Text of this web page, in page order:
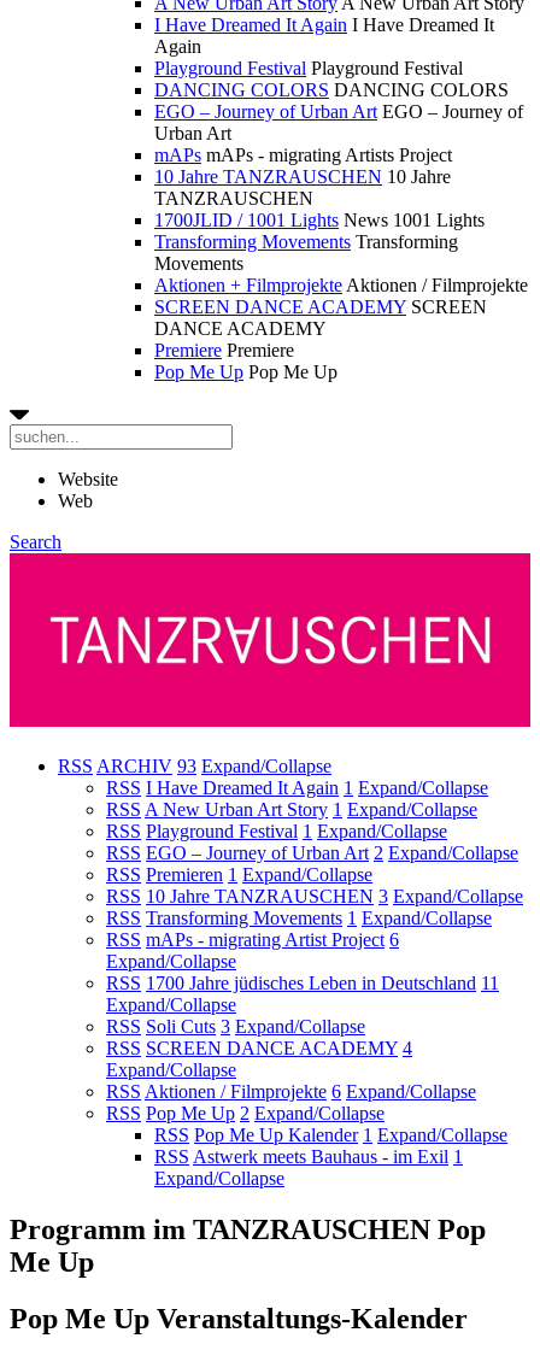
I Have Dreamed It Again I Have Dreamed It
Again
Playground Festival Playground Festival
DANCING COLORS DANCING COLORS
EGO – Journey of Urban Art EGO – Journey of
Urban Art
mAPs mAPs - migrating Artists Project
10 Jahre TANZRAUSCHEN 10 Jahre
TANZRAUSCHEN
1700JLID / 1001 Lights News 1001 Lights
Transforming Movements Transforming
Movements
Aktionen + Filmprojekte Aktionen / Filmprojekte
SCREEN DANCE ACADEMY SCREEN
DANCE ACADEMY
Premiere Premiere
Pop Me Up Pop Me Up
Website
Web
Search
RSS ARCHIV 93 Expand/Collapse
RSS I Have Dreamed It Again 1 Expand/Collapse
RSS A New Urban Art Story 1 Expand/Collapse
RSS Playground Festival 1 Expand/Collapse
RSS EGO – Journey of Urban Art 2 Expand/Collapse
RSS Premieren 1 Expand/Collapse
RSS 10 Jahre TANZRAUSCHEN 3 Expand/Collapse
RSS Transforming Movements 1 Expand/Collapse
RSS mAPs - migrating Artist Project 6
Expand/Collapse
RSS 1700 Jahre jüdisches Leben in Deutschland 11
Expand/Collapse
RSS Soli Cuts 3 Expand/Collapse
RSS SCREEN DANCE ACADEMY 4
Expand/Collapse
RSS Aktionen / Filmprojekte 6 Expand/Collapse
RSS Pop Me Up 2 Expand/Collapse
RSS Pop Me Up Kalender 1 Expand/Collapse
RSS Astwerk meets Bauhaus - im Exil 1
Expand/Collapse
Programm im TANZRAUSCHEN Pop
Me Up
Pop Me Up Veranstaltungs-Kalender